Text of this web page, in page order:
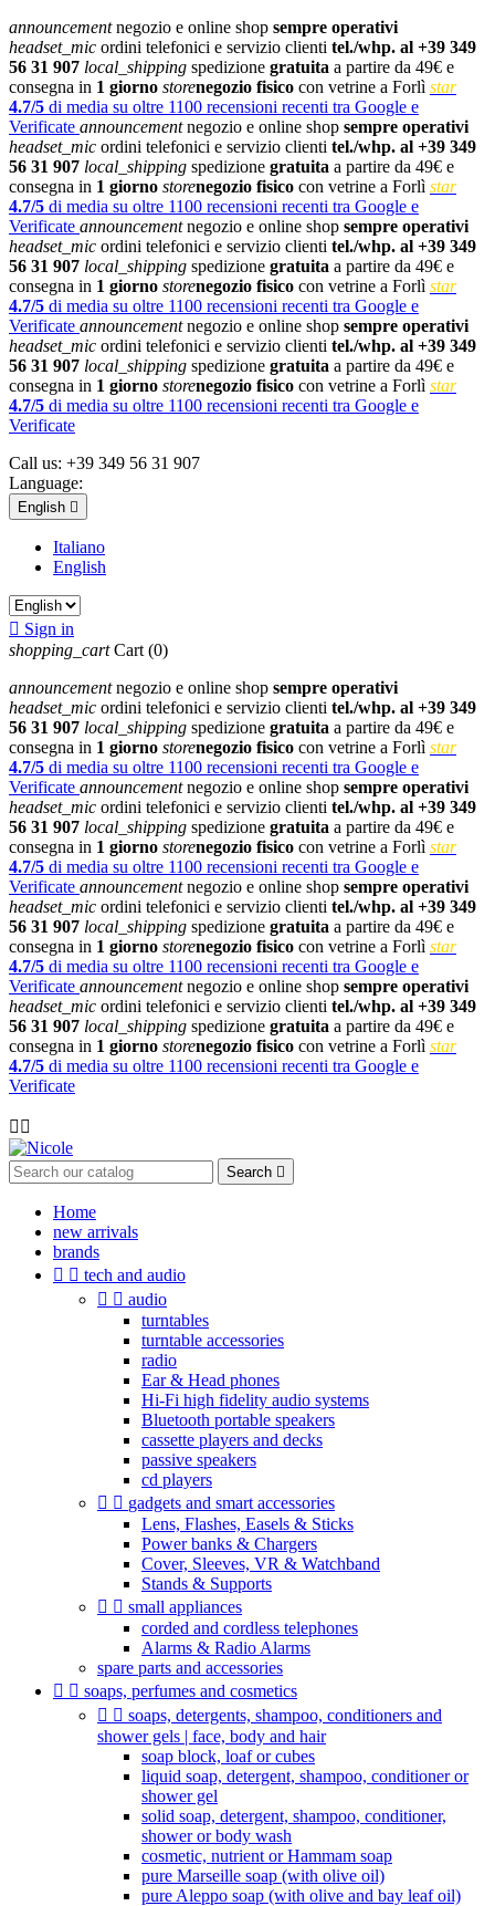
announcementnegozio e online shop sempre operativi
headset_mic ordini telefonici e servizio clienti tel./whp. al +39 349
56 31 907 local_shipping spedizione gratuita a partire da 49€ e
consegna in 1 giorno storenegozio fisico con vetrine a Forlì star
4.7/5 di media su oltre 1100 recensioni recenti tra Google e
Verificate announcementnegozio e online shop sempre operativi
headset_mic ordini telefonici e servizio clienti tel./whp. al +39 349
56 31 907 local_shipping spedizione gratuita a partire da 49€ e
consegna in 1 giorno storenegozio fisico con vetrine a Forlì star
4.7/5 di media su oltre 1100 recensioni recenti tra Google e
Verificate announcementnegozio e online shop sempre operativi
headset_mic ordini telefonici e servizio clienti tel./whp. al +39 349
56 31 907 local_shipping spedizione gratuita a partire da 49€ e
consegna in 1 giorno storenegozio fisico con vetrine a Forlì star
4.7/5 di media su oltre 1100 recensioni recenti tra Google e
Verificate announcementnegozio e online shop sempre operativi
headset_mic ordini telefonici e servizio clienti tel./whp. al +39 349
56 31 907 local_shipping spedizione gratuita a partire da 49€ e
consegna in 1 giorno storenegozio fisico con vetrine a Forlì star
4.7/5 di media su oltre 1100 recensioni recenti tra Google e
Verificate
Call us: +39 349 56 31 907
Language:
English 
Italiano
English
 Sign in
shopping_cart Cart (0)
announcementnegozio e online shop sempre operativi
headset_mic ordini telefonici e servizio clienti tel./whp. al +39 349
56 31 907 local_shipping spedizione gratuita a partire da 49€ e
consegna in 1 giorno storenegozio fisico con vetrine a Forlì star
4.7/5 di media su oltre 1100 recensioni recenti tra Google e
Verificate announcementnegozio e online shop sempre operativi
headset_mic ordini telefonici e servizio clienti tel./whp. al +39 349
56 31 907 local_shipping spedizione gratuita a partire da 49€ e
consegna in 1 giorno storenegozio fisico con vetrine a Forlì star
4.7/5 di media su oltre 1100 recensioni recenti tra Google e
Verificate announcementnegozio e online shop sempre operativi
headset_mic ordini telefonici e servizio clienti tel./whp. al +39 349
56 31 907 local_shipping spedizione gratuita a partire da 49€ e
consegna in 1 giorno storenegozio fisico con vetrine a Forlì star
4.7/5 di media su oltre 1100 recensioni recenti tra Google e
Verificate announcementnegozio e online shop sempre operativi
headset_mic ordini telefonici e servizio clienti tel./whp. al +39 349
56 31 907 local_shipping spedizione gratuita a partire da 49€ e
consegna in 1 giorno storenegozio fisico con vetrine a Forlì star
4.7/5 di media su oltre 1100 recensioni recenti tra Google e
Verificate

Search 
Home
new arrivals
brands
  tech and audio
  audio
turntables
turntable accessories
radio
Ear & Head phones
Hi-Fi high fidelity audio systems
Bluetooth portable speakers
cassette players and decks
passive speakers
cd players
  gadgets and smart accessories
Lens, Flashes, Easels & Sticks
Power banks & Chargers
Cover, Sleeves, VR & Watchband
Stands & Supports
  small appliances
corded and cordless telephones
Alarms & Radio Alarms
spare parts and accessories
  soaps, perfumes and cosmetics
  soaps, detergents, shampoo, conditioners and
shower gels | face, body and hair
soap block, loaf or cubes
liquid soap, detergent, shampoo, conditioner or
shower gel
solid soap, detergent, shampoo, conditioner,
shower or body wash
cosmetic, nutrient or Hammam soap
pure Marseille soap (with olive oil)
pure Aleppo soap (with olive and bay leaf oil)